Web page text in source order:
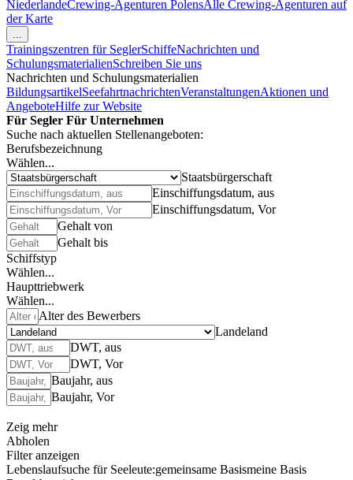
NiederlandeCrewing-Agenturen PolensAlle Crewing-Agenturen auf
der Karte
...
Trainingszentren für SeglerSchiffeNachrichten und
SchulungsmaterialienSchreiben Sie uns
Nachrichten und Schulungsmaterialien
BildungsartikelSeefahrtnachrichtenVeranstaltungenAktionen und
AngeboteHilfe zur Website
Für Segler Für Unternehmen
Suche nach aktuellen Stellenangeboten:
Berufsbezeichnung
Wählen...
Staatsbürgerschaft
Einschiffungsdatum, aus
Einschiffungsdatum, Vor
Gehalt von
Gehalt bis
Schiffstyp
Wählen...
Haupttriebwerk
Wählen...
Alter des Bewerbers
Landeland
DWT, aus
DWT, Vor
Baujahr, aus
Baujahr, Vor
Zeig mehr
Abholen
Filter anzeigen
Lebenslaufsuche für Seeleute:gemeinsame Basismeine Basis